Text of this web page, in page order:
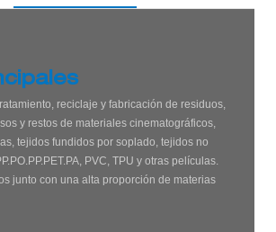
reciclaje y fabricación de residuos,
y restos de materiales cinematográficos,
tejidos fundidos por soplado, tejidos no
PVC, TPU y otras películas.
junto con una alta proporción de materias